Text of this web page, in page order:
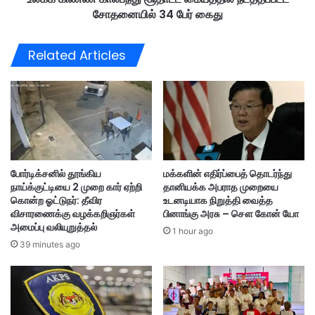
க
ம்
;
F
I
F
A
மு
டி
வு
சூ
தா
ட
மை
ய
த்
தி
ல்
ந
ட
த்
த
ப்
ப
ட்
சோதனையில் 34 பேர் கைது
Related Articles
போர்டிக்சனில் தூங்கிய
நாய்க்குட்டியை 2 முறை கார் ஏற்றி
கொன்ற ஓட்டுநர்: தீவிர
விசாரணைக்கு வழக்கறிஞர்கள்
அமைப்பு வலியுறுத்தல்
39 minutes ago
மக்களின் எதிர்ப்பைத் தொடர்ந்து
தானியக்க அபராத முறையை
உடனடியாக நிறுத்தி வைத்த
பினாங்கு அரசு – சௌ கோன் யோ
1 hour ago